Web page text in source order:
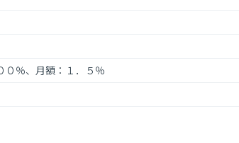
０％、月額：１．５％